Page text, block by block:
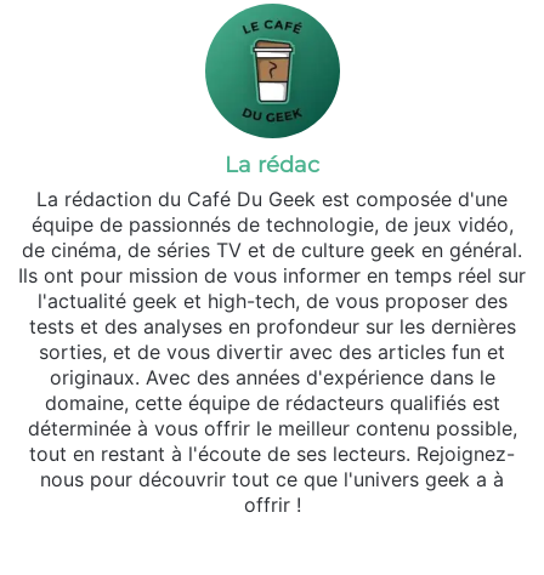
La rédac
La rédaction du Café Du Geek est composée d'une
équipe de passionnés de technologie, de jeux vidéo,
de cinéma, de séries TV et de culture geek en général.
Ils ont pour mission de vous informer en temps réel sur
l'actualité geek et high-tech, de vous proposer des
tests et des analyses en profondeur sur les dernières
sorties, et de vous divertir avec des articles fun et
originaux. Avec des années d'expérience dans le
domaine, cette équipe de rédacteurs qualifiés est
déterminée à vous offrir le meilleur contenu possible,
tout en restant à l'écoute de ses lecteurs. Rejoignez-
nous pour découvrir tout ce que l'univers geek a à
offrir !